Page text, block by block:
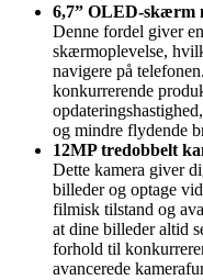
6,7” OLED-skærm
Denne fordel giver
skærmoplevelse,
navigere på
konkurrerende
og mindre flydende
12MP tredobbelt
Dette kamera giver
billeder og optage
filmisk tilstand og
at dine billeder altid
forhold til
avancerede